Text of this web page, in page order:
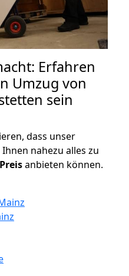
Erfahren
Umzug von
sein
dass unser
nahezu alles zu
Preisanbieten können.